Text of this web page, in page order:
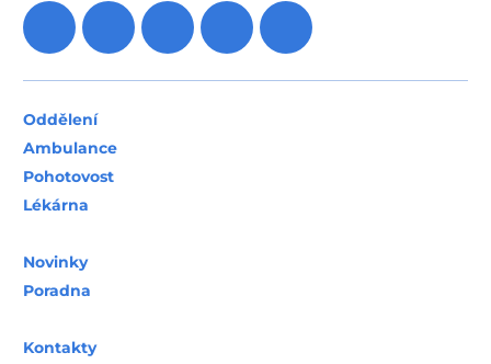
Oddělení
Ambulance
Pohotovost
Lékárna
Novinky
Poradna
Kontakty